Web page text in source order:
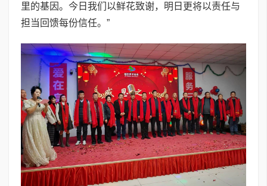
里的基因。今日我们以鲜花致谢，明日更将以责任与
担当回馈每份信任。”